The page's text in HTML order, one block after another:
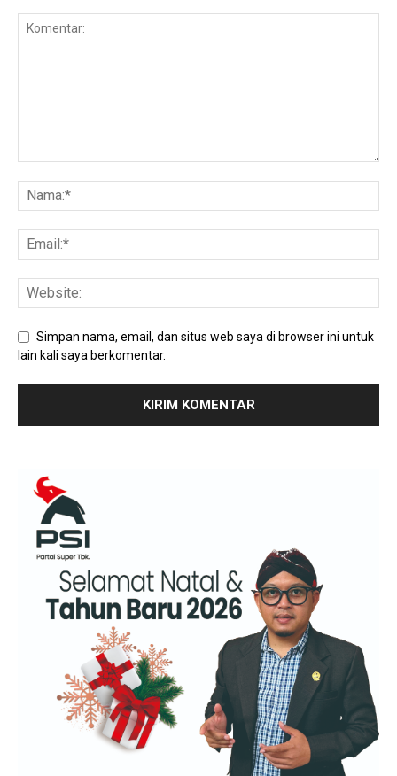
Simpan nama, email, dan situs web saya di browser ini untuk
lain kali saya berkomentar.